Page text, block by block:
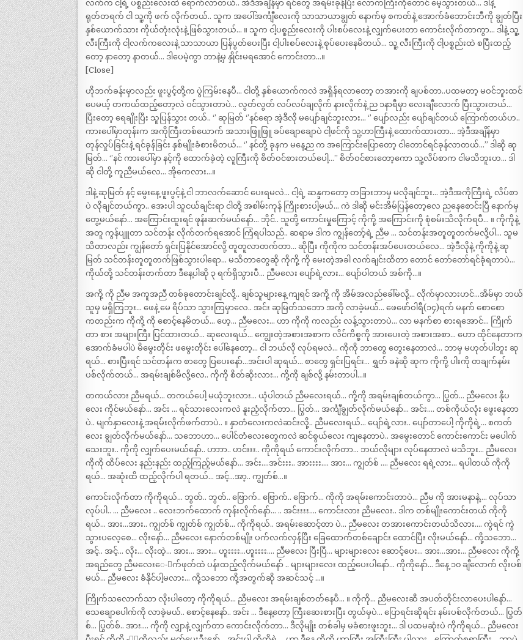
လက်က ငါ့ရဲ့ ပစ္စည်းလေးထဲ ရောက်လာတယ်.. အဲဒီအချိန်မှာ ရင်တွေ အရမ်းခုန်ပြီး လောကကြီးကိုတောင် မေ့သွားတယ်… ဒါနဲ့
ရုတ်တရက် ငါ သူ့ကို ဖက် လိုက်တယ်.. သူက အပေါ်အင်္ကျီလေးကို သာသာယာချွတ် နောက်မှ စကတ်နဲ့ အောက်ခံဘောင်းဘီကို ချွတ်ပြီး
နှစ်ယောက်သား ကိုယ်တုံးလုံးနဲ့ ဖြစ်သွားတယ်… ။ သူက ငါ့ပစ္စည်းလေးကို ပါးစပ်လေးနဲ့ လျှက်ပေးတာ ကောင်းလိုက်တာကွာ… ဒါနဲ့ သူ့
လီးကြီးကို ငါ့လက်ကလေးနဲ့ သာသာယာ ပြန်ပွတ်ပေးပြီး ငါ့ပါးစပ်လေးနဲ့ စုပ်ပေးနေမိတယ်… သူ့ လီးကြီးကို ငါ့ပစ္စည်းထဲ စပြီးထည့်
တော့ နာတော့ နာတယ်… ဒါပေမဲ့ကွာ ဘာနဲ့မှ နှိုင်းမရအောင် ကောင်းတာ…။
[Close]
ဟိုဘက်ခန်းမှာလည်း ဖူးပွင့်တို့က ပွဲကြမ်းနေပီ… ငါတို့ နှစ်ယောက်ကလဲ အရှိန်ရလာတော့ တအားကို ချပစ်တာ..ပထမတာ့ မဝင်ဘူးထင်
ပေမယ့် တကယ်ထည့်တော့လဲ ဝင်သွားတာပဲ… လွတ်လွတ် လပ်လပ်ချလိုက် နားလိုက်နဲ့ ည ၁နာရီမှာ လေးချီလောက် ပြီးသွားတယ်…
ပြီးတော့ ရေချိုးပြီး သူပြန်သွား တယ်.. ‘’ ဆုမြတ် ‘’နင်ရော အဲ့ဒီလို မပျော်ချင်ဘူးလား… ‘’ ပျော်လည်း ပျော်ချင်တယ် ကြောက်တယ်ဟ..
ကားပေါ်မှာတုန်းက အကိုကြီးတစ်ယောက် အသားဖြူဖြူ ခပ်ချောချောပဲ ငါ့ဖင်ကို သူ့ဟာကြီးနဲ့ ထောက်ထားတာ… အဲ့ဒီအချိန်မှာ
တုန်လှုပ်ခြင်းနဲ့ ရင်ခုန်ခြင်း နှစ်မျိုးခံစားမိတယ်… ‘’ နင်တို့ ခုနက မနေ့ည က အကြောင်းပြောတော့ ငါတောင်ရင်ခုန်လာတယ်…’’ ဒါဆို ဆု
မြတ်… ‘’နင် ကားပေါ်မှာ နင့်ကို ထောက်ခဲ့တဲ့ လူကြီးကို စိတ်ဝင်စားတယ်ပေါ့…’’ စိတ်ဝင်စားတော့ကော သူ့လိပ်စာက ငါမသိဘူးဟ… ဒါ
ဆို ငါတို့ ကူညီမယ်လေ… အိုကေလား…။
ဒါနဲ့ ဆုမြတ် နင့် မွေးနေ့ ဖူးပွင့်နဲ့ ငါ ဘာလက်ဆောင် ပေးရမလဲ… ငါ့ရဲ့ ဆန္ဒကတော့ တခြားဘာမှ မလိုချင်ဘူး… အဲ့ဒီအကိုကြီးရဲ့ လိပ်စာ
ပဲ လိုချင်တယ်ကွာ.. အေးပါ သူငယ်ချင်းရာ ငါတို့ အစါမ်းကုန် ကြိုးစားပါ့မယ်… ကဲ ဒါဆို မင်းအိမ်ပြန်တော့လေ ညနေစောင်းပြီ နောက်မှ
တွေ့မယ်နော်… အကြောင်းထူးရင် ဖုန်းဆက်မယ်နော်… ဘိုင်.. သူတို့ ကောင်းမှုကြောင့် ကိုကို့ အကြောင်းကို စုံစမ်းသိလိုက်ရပီ… ။ ကိုကိုနဲ့
အတူ ကွန်ပျူတာ သင်တန်း လိုက်တက်ရအောင် ကြံရပါသည်.. ဆရာမ ဒါက ကျွန်တော့်ရဲ့ ညီမ … သင်တန်းအတူတူတက်မလို့ပါ… သူမ
သိတာလည်း ကျွန်တော် ရှင်းပြနိုင်အောင်လို့ တူတူလာတက်တာ… ဆိုပြီး ကိုကိုက သင်တန်းအပ်ပေးတယ်လေ… အဲ့ဒီလိုနဲ့ ကိုကိုနဲ့ ဆု
မြတ် သင်တန်းတူတူတက်ဖြစ်သွားပါရော… မသိတာတွေဆို ကိုကို့ ကို မေးတဲ့အခါ လက်ချင်းထိတာ တောင် တော်တော်ရင်ခုံရတာပဲ…
ကိုယ်တို့ သင်တန်းတက်တာ ဒီနေ့ပါဆို ၃ ရက်ရှိသွားပီ… ညီမလေး ပျော်ရဲ့လား… ပျော်ပါတယ် အစ်ကို…။
အကို့ ကို ညီမ အကူအညီ တစ်ခုတောင်းချင်လို့.. ချစ်သူများနေ့ ကျရင် အကို့ ကို အိမ်အလည်ခေါ်မလို့… လိုက်မှာလားဟင်…အိမ်မှာ ဘယ်
သူမှ မရှိကြဘူး… ဖေနဲ့ မေ ရိပ်သာ သွားကြမှာလေ.. အင်း ဆုမြတ်သဘော အကို လာခဲ့မယ်… ဖေဖော်ဝါရီ(၁၄)ရက် မနက် စောစော
ကတည်းက ကိုကို့ ကို စောင့်နေမိတယ်… ဟေ့… ညီမလေး… ဟာ ကိုကို ကလည်း လန့်သွားတာပဲ… လာ မနက်စာ စားရအောင်… ကြိုက်
တာ စား အများကြီး ပြင်ထားတယ်… ဆုလေးရယ်… ကျွေးတဲ့အစားအစာက လိင်ကိစ္စကို အားပေးတဲ့ အစားအစာ… ဟော ထိုင်နေတာက
အောက်ခံမပါပဲ မိမွေးတိုင်း ဖမွေးတိုင်း ပေါ်နေတော့… ငါ ဘယ်လို လုပ်ရမလဲ… ကိုကို ဘာတွေ တွေးနေတာလဲ… ဘာမှ မဟုတ်ပါဘူး ဆု
ရယ်… စားပြီးရင် သင်တန်းက စာတွေ ပြပေးနော်…အင်းပါ ဆုရယ်… စာတွေ ရှင်းပြရင်း… ရွှတ် ခနဲဆို ဆုက ကိုကို့ ပါးကို တချက်နမ်း
ပစ်လိုက်တယ်… အရမ်းချစ်မိလို့လေ.. ကိုကို စိတ်ဆိုးလား… ကို့ကို ချစ်လို့ နမ်းတာပါ…။
တကယ်လား ညီမရယ်… တကယ်ပေါ့ မယုံဘူးလား… ယုံပါတယ် ညီမလေးရယ်… ကို့ကို အရမ်းချစ်တယ်ကွာ… ပြွတ်… ညီမလေး နိုပ
လေး ကိုင်မယ်နော်… အင်း … ရင်သားလေးကလဲ နူးညံ့လိုက်တာ… ပြွတ်… အင်္ကျီချွတ်လိုက်မယ်နော်… အင်း…. တစ်ကိုယ်လုံး ဖွေးနေတာ
ပဲ.. မျက်နှာလေးနဲ့ အရမ်းလိုက်ဖက်တာပဲ.. ။ နှာတံလေးကလဲဆင်းလို့.. ညီမလေးရယ်… ပျော်ရဲ့လား.. ပျော်တာပေါ့ ကိုကိုရဲ့… စကတ်
လေး ချွတ်လိုက်မယ်နော်… သဘောဟာ… ပေါင်တံလေးတွေကလဲ ဆင်စွယ်လေး ကျနေတာပဲ.. အမွေးတောင် ကောင်းကောင်း မပေါက်
သေးဘူး.. ကိုကို လျှက်ပေးမယ်နော်.. ဟာာာ.. ဟင်းးး.. ကိုကိုရယ် ကောင်းလိုက်တာ… ဘယ်လိုများ လုပ်နေတာလဲ မသိဘူး… ညီမလေး
ကိုကို ထိပ်လေး နည်းနည်း ထည့်ကြည့်မယ်နော်… အင်း….အင်းးး.. အားးးး…. အား… ကျွတ်စ် …. ညီမလေး ရရဲ့လား… ရပါတယ် ကိုကို
ရယ်… အဆုံးထိ ထည့်လိုက်ပါ ရတယ်… အင့်…အာ့.. ကျွတ်စ်…။
ကောင်းလိုက်တာ ကိုကိုရယ်… ဘွတ်.. ဘွတ်.. ဗြောက်.. ဗြောက်.. ဗြောက်… ကိုကို အရမ်းကောင်းတာပဲ… ညီမ ကို အားမနာနဲ့…. လုပ်သာ
လုပ်ပါ.. … ညီမလေး .. လေးဘက်ထောက် ကုန်းလိုက်နော်… .. အင်းးးး…. ကောင်းလား ညီမလေး.. ဒါက တစ်မျိုးကောင်းတယ် ကိုကို
ရယ်… အား…အား.. ကျွတ်စ် ကျွတ်စ် ကျွတ်စ်… ကိုကိုရယ်.. အရမ်းဆောင့်တာ ပဲ… ညီမလေး တအားကောင်းတယ်သိလား…. ကွဲရင် ကွဲ
သွားပလေ့စေ… လိုးနော်… ညီမလေး နောက်တစ်မျိုး ပက်လက်လှန်ပြီး ခြေထောက်တစ်ချောင်း ထောင်ပြီး လိုးမယ်နော်… ကို့သဘော…
အင့်.. အင့်… လိုး… လိုးထဲ့… အား… အား… ဟူးးးး…ဟူးးးး…. ညီမလေး ပြီးပြီ… များများလေး ဆောင့်ပေး… အား…အား… ညီမလေး ကိုကို့
အရည်တွေ ညီမလေးေ-ာက်ဖုတ်ထဲ ပန်းထည့်လိုက်မယ်နော် .. များများလေး ထည့်ပေးပါနော်… ကိုကိုနော်… ဒီနေ့ ၁၀ ချီလောက် လိုးပစ်
မယ်… ညီမလေး ခံနိုင်ပါ့မလား… ကို့သဘော ကို့အတွက်ဆို အဆင်သင့် …။
ကြိုက်သလောက်သာ လိုးပါတော့ ကိုကိုရယ်… ညီမလေး အရမ်းချစ်တတ်နေပီ… ။ ကိုကို… ညီမလေးဆီ အပတ်တိုင်းလာပေးပါနော်…
သေချောပေါက်ကို လာခဲ့မယ်.. စောင့်နေနော်.. အင်း … ဒီနေ့တော့ ကြီးဆေးစားပြီး တွယ်မှပဲ… ပြောရင်းဆိုရင်း နမ်းပစ်လိုက်တယ်… ပြွတ်
စ်… ပြွတ်စ်.. အား…. ကိုကို လျှာနဲ့ လျှက်တာ ကောင်းလိုက်တာ… ဒီလိုမျိုး တစ်ခါမှ မခံစားဖူးဘူး… ဒါ ပထမဆုံးပဲ ကိုကိုရယ်… ညီမလေး